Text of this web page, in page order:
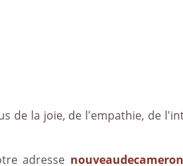
de la joie, de l'empathie, de
adresse